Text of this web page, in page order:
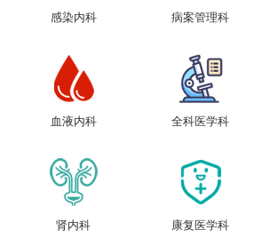
感染内科 病案管理科
血液内科 全科医学科
肾内科 康复医学科